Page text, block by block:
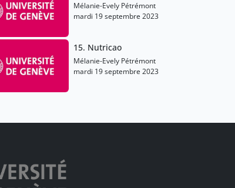
Mélanie-Evely Pétrémont
mardi 19 septembre 2023
15. Nutricao
Mélanie-Evely Pétrémont
mardi 19 septembre 2023